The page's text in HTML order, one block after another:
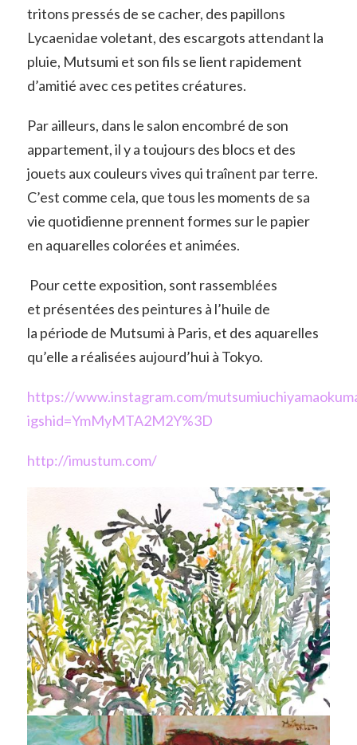
tritons pressés de se cacher, des papillons
Lycaenidae voletant, des escargots attendant la
pluie, Mutsumi et son fils se lient rapidement
d’amitié avec ces petites créatures.
Par ailleurs, dans le salon encombré de son
appartement, il y a toujours des blocs et des
jouets aux couleurs vives qui traînent par terre.
C’est comme cela, que tous les moments de sa
vie quotidienne prennent formes sur le papier
en aquarelles colorées et animées.
Pour cette exposition, sont rassemblées
et présentées des peintures à l’huile de
la période de Mutsumi à Paris, et des aquarelles
qu’elle a réalisées aujourd’hui à Tokyo.
https://www.instagram.com/
igshid=YmMyMTA2M2Y%3D
http://imustum.com/